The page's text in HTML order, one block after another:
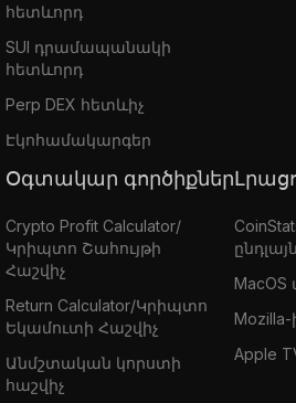
հետևորդ
SUI դրամապանակի
հետևորդ
Perp DEX հետևիչ
Էկոհամակարգեր
Օգտակար գործիքներ
Crypto Profit Calculator/
Կրիպտո Շահույթի
Հաշվիչ
Return Calculator/Կրիպտո
Եկամուտի Հաշվիչ
Անմշտական կորստի
հաշվիչ
MacOS
Mozilla-
Apple